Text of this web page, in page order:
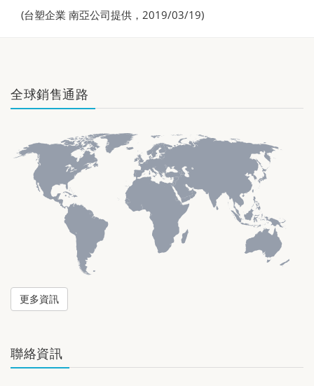
(台塑企業 南亞公司提供，2019/03/19)
全球銷售通路
更多資訊
聯絡資訊